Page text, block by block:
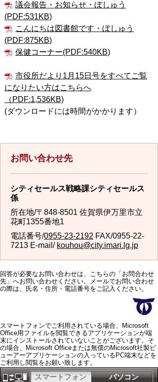
議会報告・お知らせ・ぼしゅう
(PDF:531KB)
こんにちは図書館です・ぼしゅう
(PDF:875KB)
保健コーナー(PDF:540KB)
市役所だより1月15日号をすべてご覧
になりたい方はこちらへ
（PDF:1,536KB)
(ダウンロードには時間がかかります）
お問い合わせ先
シティセールス戦略課シティセールス
係
所在地/〒848-8501 佐賀県伊万里市立
花町1355番地1
電話番号/0955-23-2192 FAX/0955-22-
7213 E-mail/ kouhou@city.imari.lg.jp
回答が必要なお問い合わせは、こちらの「お問合わせ
先」へお問い合わせください。メールでお問い合わせ
の際は、氏名・住所・電話番号をご記入ください。
スマートフォンでご利用されている場合、Microsoft
Office用ファイルを閲覧できるアプリケーションが端
末にインストールされていないことがございます。そ
の場合、Microsoft Officeまたは無償のMicrosoft社製ビ
ューアーアプリケーションの入っているPC端末などを
ご利用し閲覧をお願い致します。
パソコン
スマートフォン